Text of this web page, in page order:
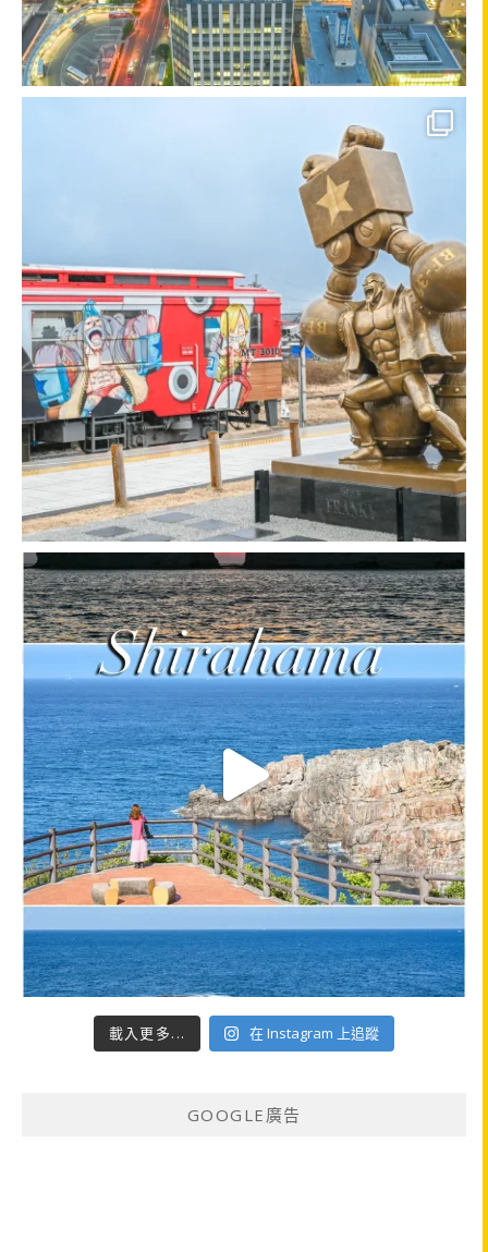
載入更多... 在 Instagram 上追蹤
GOOGLE廣告